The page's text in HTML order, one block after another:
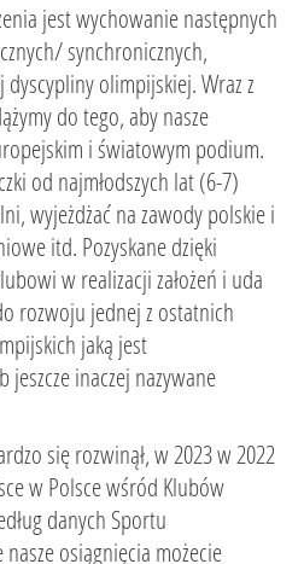
jest wychowanie następnych
synchronicznych,
dyscypliny olimpijskiej. Wraz z
do tego, aby nasze
i światowym podium.
od najmłodszych lat (6-7)
wyjeżdżać na zawody polskie i
itd. Pozyskane dzięki
w realizacji założeń i uda
rozwoju jednej z ostatnich
jaką jest
jeszcze inaczej nazywane
się rozwinął, w 2023 w 2022
w Polsce wśród Klubów
danych Sportu
osiągnięcia możecie